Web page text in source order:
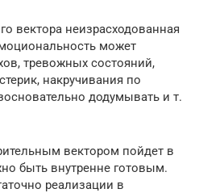
вектора неизрасходованная
может
тревожных состояний,
накручивания по
додумывать и т.
вектором пойдет в
быть внутренне готовым.
реализации в